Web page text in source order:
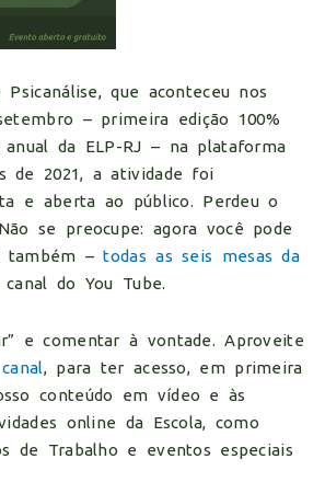
que aconteceu nos
– primeira edição 100%
da ELP-RJ – na plataforma
de 2021, a atividade foi
e aberta ao público. Perdeu o
se preocupe: agora você pode
também –todas as seis mesas da
do You Tube.
e comentar à vontade. Aproveite
, para ter acesso, em primeira
conteúdo em vídeo e às
online da Escola, como
de Trabalho e eventos especiais